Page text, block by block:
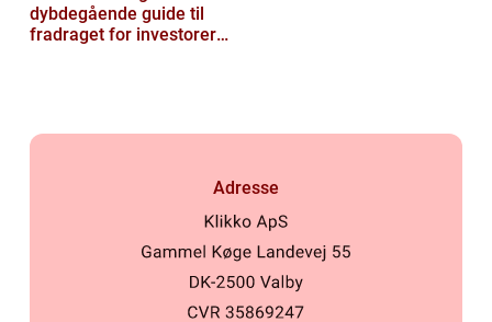
dybdegående guide til
fradraget for investorer
Adresse